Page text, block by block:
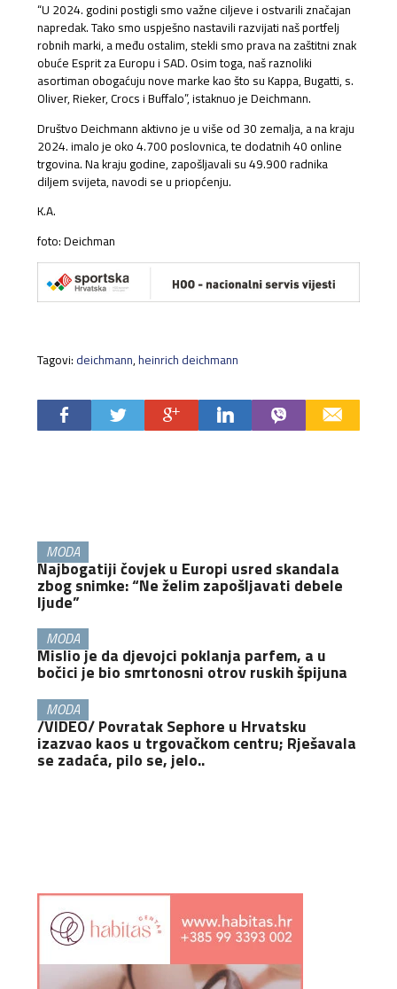
“U 2024. godini postigli smo važne ciljeve i ostvarili značajan
napredak. Tako smo uspješno nastavili razvijati naš portfelj
robnih marki, a među ostalim, stekli smo prava na zaštitni znak
obuće Esprit za Europu i SAD. Osim toga, naš raznoliki
asortiman obogaćuju nove marke kao što su Kappa, Bugatti, s.
Oliver, Rieker, Crocs i Buffalo”, istaknuo je Deichmann.
Društvo Deichmann aktivno je u više od 30 zemalja, a na kraju
2024. imalo je oko 4.700 poslovnica, te dodatnih 40 online
trgovina. Na kraju godine, zapošljavali su 49.900 radnika
diljem svijeta, navodi se u priopćenju.
K.A.
foto: Deichman
Tagovi: deichmann,heinrich deichmann
MODA
Najbogatiji čovjek u Europi usred skandala
zbog snimke: “Ne želim zapošljavati debele
ljude”
MODA
Mislio je da djevojci poklanja parfem, a u
bočici je bio smrtonosni otrov ruskih špijuna
MODA
/VIDEO/ Povratak Sephore u Hrvatsku
izazvao kaos u trgovačkom centru; Rješavala
se zadaća, pilo se, jelo..